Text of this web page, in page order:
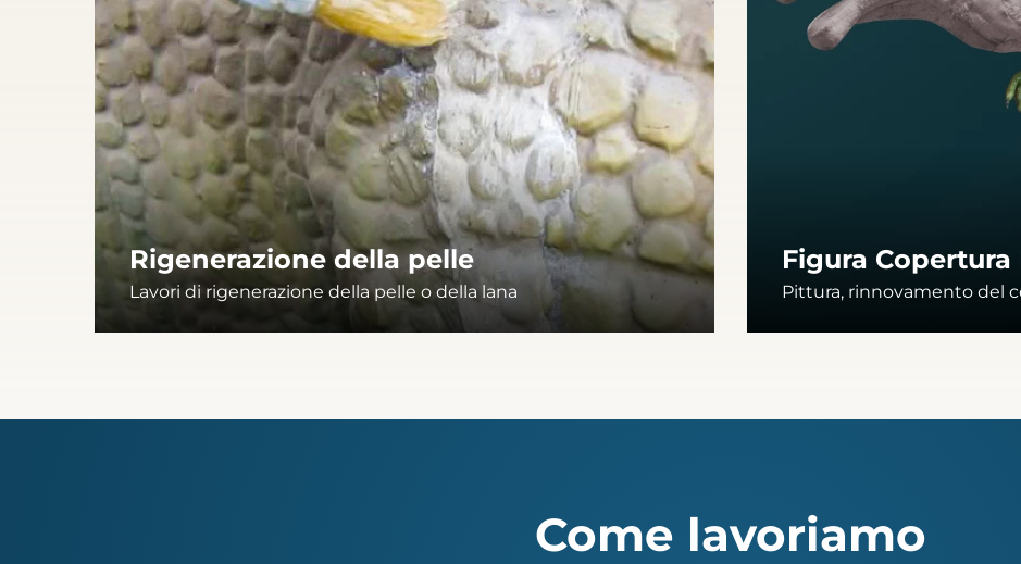
Rigenerazione della pelle
Lavori di rigenerazione della pelle o della lana
Figura
Pittura, rinnovamento del
Come lavoriamo